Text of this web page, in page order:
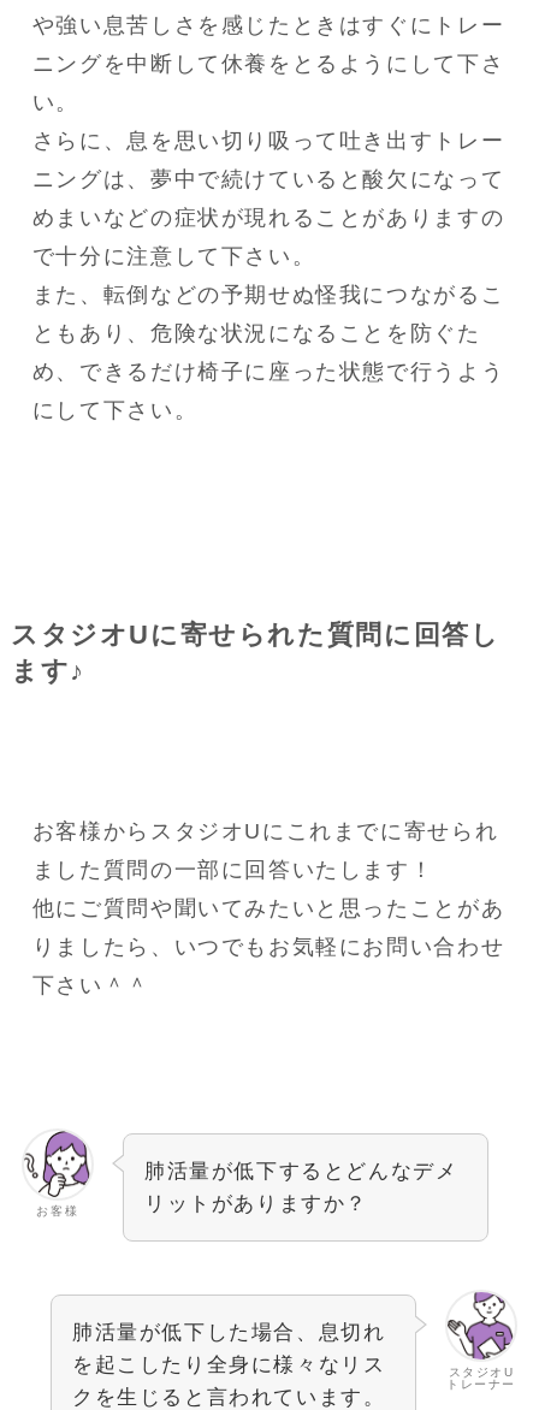
や強い息苦しさを感じたときはすぐにトレー
ニングを中断して休養をとるようにして下さ
い。
さらに、息を思い切り吸って吐き出すトレー
ニングは、夢中で続けていると酸欠になって
めまいなどの症状が現れることがありますの
で十分に注意して下さい。
また、転倒などの予期せぬ怪我につながるこ
ともあり、危険な状況になることを防ぐた
め、できるだけ椅子に座った状態で行うよう
にして下さい。
スタジオUに寄せられた質問に回答し
ます♪
お客様からスタジオUにこれまでに寄せられ
ました質問の一部に回答いたします！
他にご質問や聞いてみたいと思ったことがあ
りましたら、いつでもお気軽にお問い合わせ
下さい＾＾
お客様
肺活量が低下するとどんなデメ
リットがありますか？
スタジオU
トレーナー
肺活量が低下した場合、息切れ
を起こしたり全身に様々なリス
クを生じると言われています。